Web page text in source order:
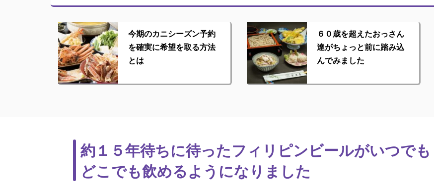
今期のカニシーズン予約
を確実に希望を取る方法
とは
６０歳を超えたおっさん
達がちょっと前に踏み込
んでみました
約１５年待ちに待ったフィリピンビールがいつでも
どこでも飲めるようになりました